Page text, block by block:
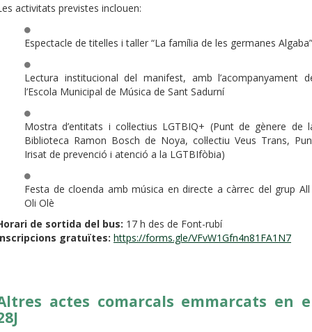
activitats previstes inclouen:
Espectacle de titelles i taller “La família de les germanes Algaba”
Lectura institucional del manifest, amb l’acompanyament
l’Escola Municipal de Música de Sant Sadurní
Mostra d’entitats i col·lectius LGTBIQ+ (Punt de gènere de
Biblioteca Ramon Bosch de Noya, col·lectiu Veus Trans,
Irisat de prevenció i atenció a la LGTBIfòbia)
Festa de cloenda amb música en directe a càrrec del grup
Oli Olè
de sortida del bus: 17 h des de Font-rubí
gratuïtes: https://forms.gle/VFvW1Gfn4n81FA1N7
actes comarcals emmarcats en